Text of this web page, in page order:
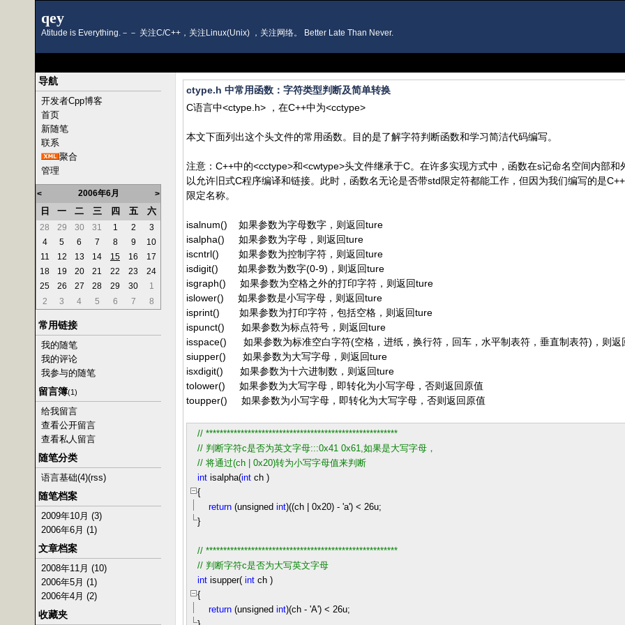
qey
Atitude is Everything.－－ 关注C/C++，关注Linux(Unix) ，关注网络。 Better Late Than Never.
导航
开发者Cpp博客
首页
新随笔
联系
聚合
管理
< 2006年6月 >
日 一 二 三 四 五 六
28 29 30 31 1 2
3
4
5 6 7 8 9
10
11
12 13 14 15 16
17
18
19 20 21 22 23
24
25
26 27 28 29 30
1
2
3 4 5 6 7 8
常用链接
我的随笔
我的评论
我参与的随笔
留言簿(1)
给我留言
查看公开留言
查看私人留言
随笔分类
语言基础(4)(rss)
随笔档案
2009年10月 (3)
2006年6月 (1)
文章档案
2008年11月 (10)
2006年5月 (1)
2006年4月 (2)
收藏夹
ctype.h 中常用函数：字符类型判断及简单转换
C语言中<ctype.h> ，在C++中为<cctype>
本文下面列出这个头文件的常用函数。目的是了解字符判断函数和学习简洁代码编写。
注意：C++中的<cctype>和<cwtype>头文件继承于C。在许多实现方式中，函数在s记命名空间内部和
以允许旧式C程序编译和链接。此时，函数名无论是否带std限定符都能工作，但因为我们编写的是
限定名称。
isalnum() 如果参数为字母数字，则返回ture
isalpha() 如果参数为字母，则返回ture
iscntrl() 如果参数为控制字符，则返回ture
isdigit() 如果参数为数字(0-9)，则返回ture
isgraph() 如果参数为空格之外的打印字符，则返回ture
islower() 如果参数是小写字母，则返回ture
isprint() 如果参数为打印字符，包括空格，则返回ture
ispunct() 如果参数为标点符号，则返回ture
isspace() 如果参数为标准空白字符(空格，进纸，换行符，回车，水平制表符，垂直制表符)，则返
siupper() 如果参数为大写字母，则返回ture
isxdigit() 如果参数为十六进制数，则返回ture
tolower() 如果参数为大写字母，即转化为小写字母，否则返回原值
toupper() 如果参数为小写字母，即转化为大写字母，否则返回原值
// *******************************************************
// 判断字符c是否为英文字母:::0x41 0x61,如果是大写字母，
// 将通过(ch | 0x20)转为小写字母值来判断
int isalpha(int ch )
{
return (unsigned int)((ch 0x20) - 'a') < 26u;
}
// *******************************************************
// 判断字符c是否为大写英文字母
int isupper( int ch )
{
return (unsigned int)(ch - 'A') < 26u;